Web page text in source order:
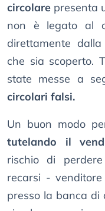
circolare presenta
non è legato al
direttamente
che sia scoperto.
state messe a
circolari falsi.
Un buon modo
tutelando il
rischio di
recarsi -
presso la banca di